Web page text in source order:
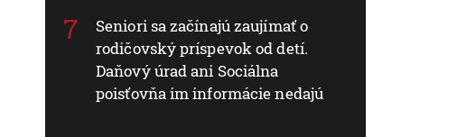
Seniori sa začínajú zaujímať o
rodičovský príspevok od detí.
Daňový úrad ani Sociálna
poisťovňa im informácie nedajú